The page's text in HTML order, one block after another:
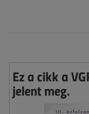
Ez a cikk a
jelent meg.